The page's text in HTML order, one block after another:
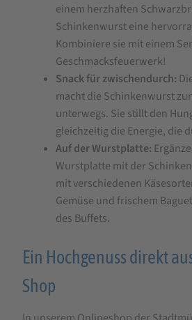
einem herzhaften
Schinkenwurst eine
Kombiniere sie mit einem
Geschmacksfeuerwerk!
Snack für zwischendurch:
macht die Schinkenwurst
unterwegs. Sie stillt den
gleichzeitig die Energie, die
Auf der Wurstplatte:
Wurstplatte mit der
mit verschiedenen
Gemüse und frischem
des Buffets.
Ein Hochgenuss direkt
Shop